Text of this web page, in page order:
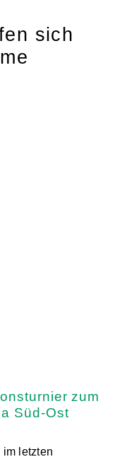
sich
zum
Süd-Ost
im letzten